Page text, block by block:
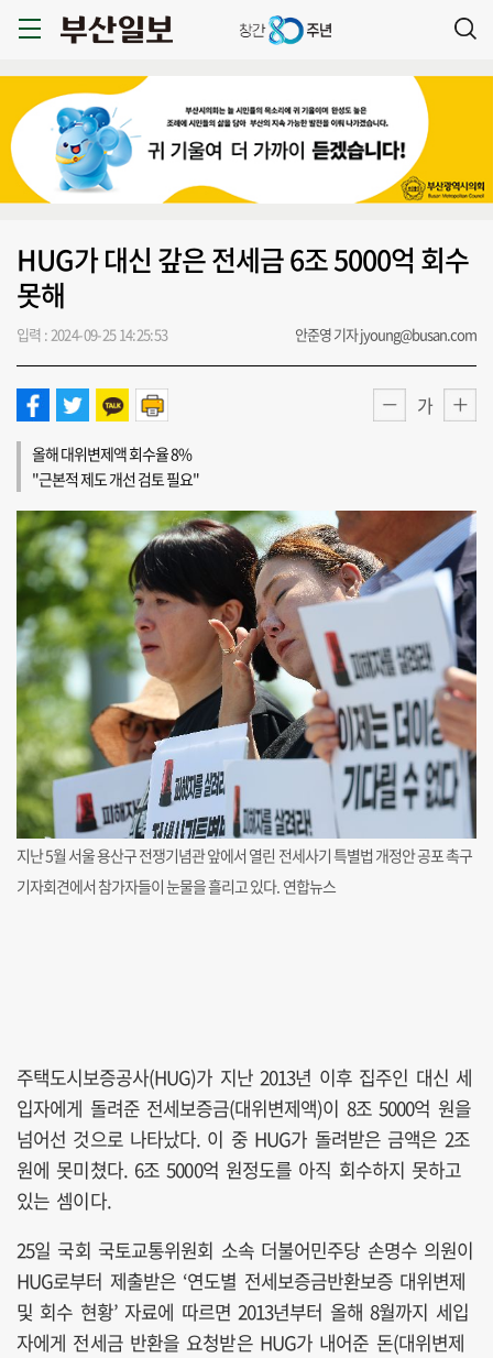
HUG가 대신 갚은 전세금 6조 5000억 회수
못해
입력 : 2024-09-25 14:25:53 안준영 기자 jyoung@busan.com
가
올해 대위변제액 회수율 8%
"근본적 제도 개선 검토 필요"
지난 5월 서울 용산구 전쟁기념관 앞에서 열린 전세사기 특별법 개정안 공포 촉구
기자회견에서 참가자들이 눈물을 흘리고 있다. 연합뉴스
주택도시보증공사(HUG)가 지난 2013년 이후 집주인 대신 세
입자에게 돌려준 전세보증금(대위변제액)이 8조 5000억 원을
넘어선 것으로 나타났다. 이 중 HUG가 돌려받은 금액은 2조
원에 못미쳤다. 6조 5000억 원정도를 아직 회수하지 못하고
있는 셈이다.
25일 국회 국토교통위원회 소속 더불어민주당 손명수 의원이
HUG로부터 제출받은 ‘연도별 전세보증금반환보증 대위변제
및 회수 현황’ 자료에 따르면 2013년부터 올해 8월까지 세입
자에게 전세금 반환을 요청받은 HUG가 내어준 돈(대위변제